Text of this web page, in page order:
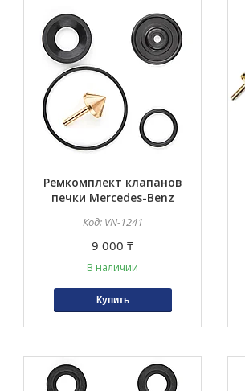
Ремкомплект клапанов
печки Mercedes-Benz
VN-1241
9 000 ₸
В наличии
Купить